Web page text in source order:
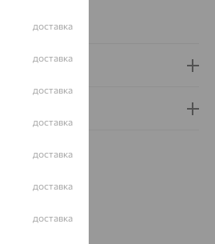
доставка
доставка
доставка
доставка
доставка
доставка
доставка